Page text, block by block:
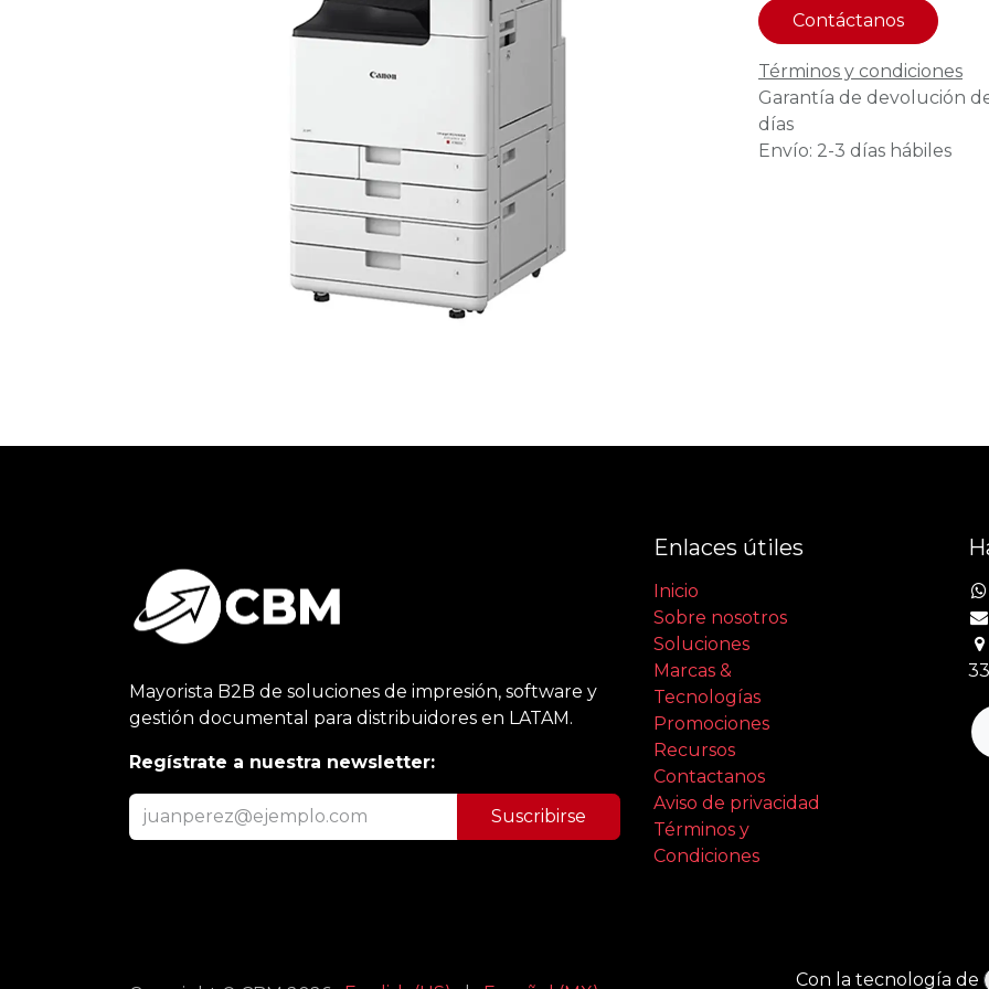
Contáctanos
Términos y condiciones
Garantía de devolución
días
Envío: 2-3 días hábiles
Mayorista B2B de soluciones de impresión, software y
gestión documental para distribuidores en LATAM.
Regístrate a nuestra newsletter:
Suscribirse
Enlaces útiles
Inicio
Sobre nosotros
Soluciones
Marcas &
Tecnologías
Promociones
Recursos
Contactanos
Aviso de privacidad
Términos y
Condiciones
Con la tecnología de